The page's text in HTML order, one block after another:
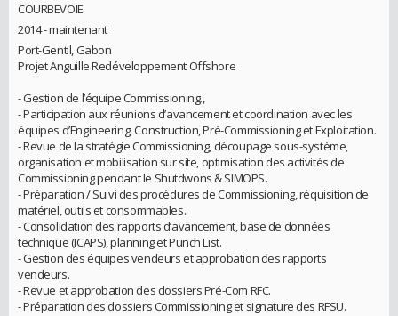
COURBEVOIE
2014 - maintenant
Port-Gentil, Gabon
Projet Anguille Redéveloppement Offshore
- Gestion de l’équipe Commissioning.,
- Participation aux réunions d’avancement et coordination avec les
équipes d’Engineering, Construction, Pré-Commissioning et Exploitation.
- Revue de la stratégie Commissioning, découpage sous-système,
organisation et mobilisation sur site, optimisation des activités de
Commissioning pendant le Shutdwons & SIMOPS.
- Préparation / Suivi des procédures de Commissioning, réquisition de
matériel, outils et consommables.
- Consolidation des rapports d’avancement, base de données
technique (ICAPS), planning et Punch List.
- Gestion des équipes vendeurs et approbation des rapports
vendeurs.
- Revue et approbation des dossiers Pré-Com RFC.
- Préparation des dossiers Commissioning et signature des RFSU.